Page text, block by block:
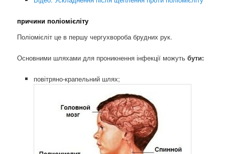
причини поліомієліту
Поліомієліт це в першу чергухвороба брудних рук.
Основними шляхами для проникнення інфекції можутьбути:
повітряно-крапельний шлях;